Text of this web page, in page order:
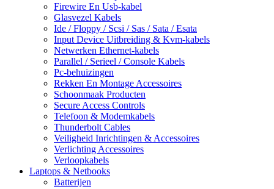
Firewire En Usb-kabel
Glasvezel Kabels
Ide / Floppy / Scsi / Sas / Sata / Esata
Input Device Uitbreiding & Kvm-kabels
Netwerken Ethernet-kabels
Parallel / Serieel / Console Kabels
Pc-behuizingen
Rekken En Montage Accessoires
Schoonmaak Producten
Secure Access Controls
Telefoon & Modemkabels
Thunderbolt Cables
Veiligheid Inrichtingen & Accessoires
Verlichting Accessoires
Verloopkabels
Laptops & Netbooks
Batterijen